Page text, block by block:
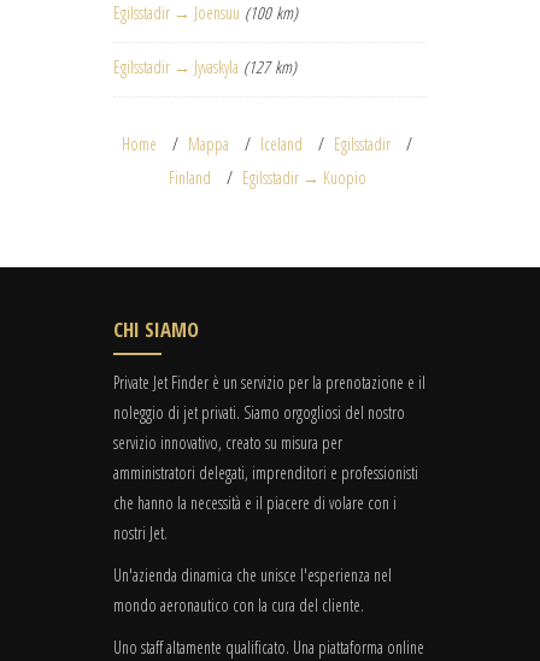
Egilsstadir → Joensuu (100 km)
Egilsstadir → Jyvaskyla (127 km)
Home Mappa Iceland
Egilsstadir
Finland
Egilsstadir → Kuopio
CHI SIAMO
Private Jet Finder è un servizio per la prenotazione e il
noleggio di jet privati. Siamo orgogliosi del nostro
servizio innovativo, creato su misura per
amministratori delegati, imprenditori e professionisti
che hanno la necessità e il piacere di volare con i
nostri Jet.
Un'azienda dinamica che unisce l'esperienza nel
mondo aeronautico con la cura del cliente.
Uno staff altamente qualificato. Una piattaforma online